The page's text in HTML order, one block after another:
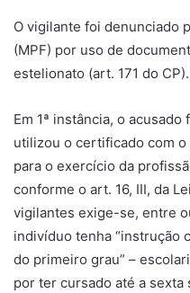
O vigilante foi denunciado
(MPF) por uso de
estelionato (art. 171 do CP).
Em 1ª instância, o
utilizou o certificado com
para o exercício da
conforme o art. 16, III, da
vigilantes exige-se, entre
indivíduo tenha “instrução
do primeiro grau” –
por ter cursado até a